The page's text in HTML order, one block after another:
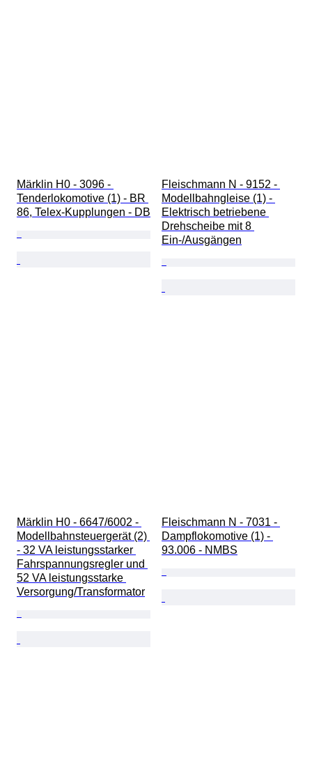
Märklin H0 - 3096 -
Tenderlokomotive (1) - BR
86, Telex-Kupplungen - DB
Fleischmann N - 9152 -
Modellbahngleise (1) -
Elektrisch betriebene
Drehscheibe mit 8
Ein-/Ausgängen
Märklin H0 - 6647/6002 -
Modellbahnsteuergerät (2)
- 32 VA leistungsstarker
Fahrspannungsregler und
52 VA leistungsstarke
Versorgung/Transformator
Fleischmann N - 7031 -
Dampflokomotive (1) -
93.006 - NMBS